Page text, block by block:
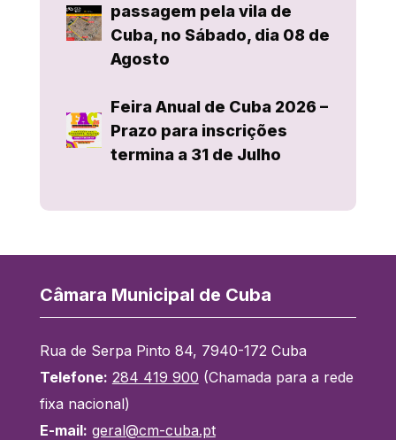
passagem pela vila de
Cuba, no Sábado, dia 08 de
Agosto
Feira Anual de Cuba 2026 –
Prazo para inscrições
termina a 31 de Julho
Câmara Municipal de Cuba
Rua de Serpa Pinto 84, 7940-172 Cuba
Telefone: 284 419 900 (Chamada para a rede
fixa nacional)
E-mail: geral@cm-cuba.pt